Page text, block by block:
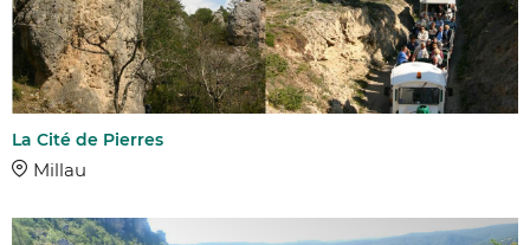
La Cité de Pierres
Millau